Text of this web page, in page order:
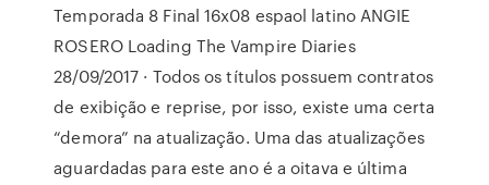
Temporada 8 Final 16x08 espaol latino ANGIE
ROSERO Loading The Vampire Diaries
28/09/2017 · Todos os títulos possuem contratos
de exibição e reprise, por isso, existe uma certa
“demora” na atualização. Uma das atualizações
aguardadas para este ano é a oitava e última